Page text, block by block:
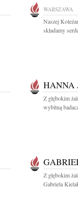
WARSZAWA
Naszej
składamy
HANNA
Z głębokim
wybitną
Z głębokim
Gabriela